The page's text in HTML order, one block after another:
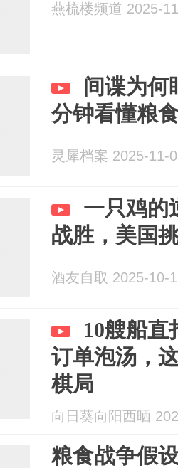
燕梳楼频道 2025-
间谍为何
分钟看懂粮
灵犀档案 2025-11-
一只鸡的
战胜，美国
酒友自取 2025-10-
10艘船直
订单泡汤，
棋局
向日葵向阳西晒
粮食战争假